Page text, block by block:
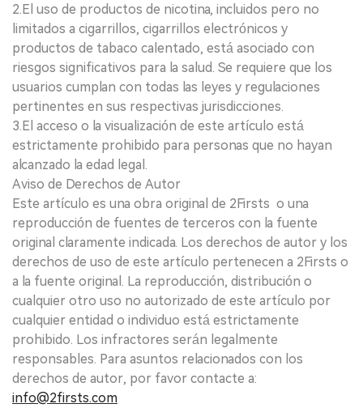
2.El uso de productos de nicotina, incluidos pero no
limitados a cigarrillos, cigarrillos electrónicos y
productos de tabaco calentado, está asociado con
riesgos significativos para la salud. Se requiere que los
usuarios cumplan con todas las leyes y regulaciones
pertinentes en sus respectivas jurisdicciones.
3.El acceso o la visualización de este artículo está
estrictamente prohibido para personas que no hayan
alcanzado la edad legal.
Aviso de Derechos de Autor
Este artículo es una obra original de 2Firsts o una
reproducción de fuentes de terceros con la fuente
original claramente indicada. Los derechos de autor y los
derechos de uso de este artículo pertenecen a 2Firsts o
a la fuente original. La reproducción, distribución o
cualquier otro uso no autorizado de este artículo por
cualquier entidad o individuo está estrictamente
prohibido. Los infractores serán legalmente
responsables. Para asuntos relacionados con los
derechos de autor, por favor contacte a:
info@2firsts.com